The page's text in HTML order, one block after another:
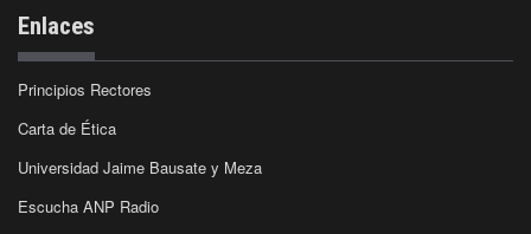
Enlaces
Principios Rectores
Carta de Ética
Universidad Jaime Bausate y Meza
Escucha ANP Radio